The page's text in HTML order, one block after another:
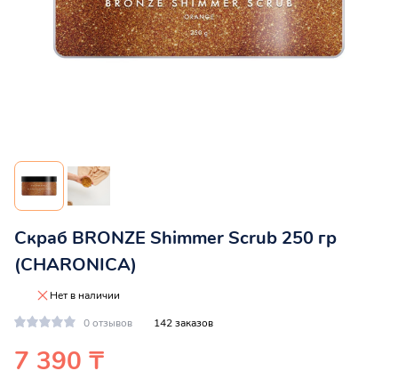
Скраб BRONZE Shimmer Scrub 250 гр
(CHARONICA)
Нет в наличии
0 отзывов
142 заказов
7 390 ₸